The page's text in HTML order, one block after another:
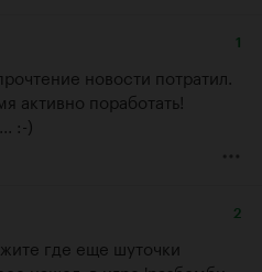
1
новости потратил.
активно поработать!
:-)
2
где еще шуточки